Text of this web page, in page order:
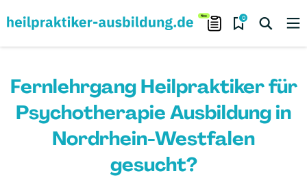
0
Fernlehrgang Heilpraktiker für
Psychotherapie Ausbildung in
Nordrhein-Westfalen
gesucht?